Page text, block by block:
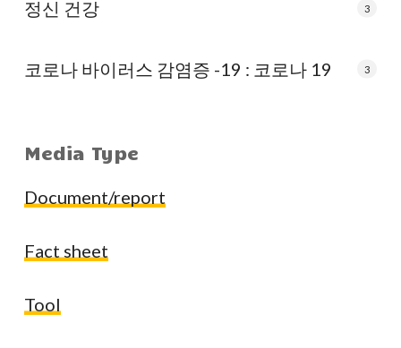
정신 건강 3
코로나 바이러스 감염증 -19 : 코로나 19 3
Media Type
Document/report
Fact sheet
Tool